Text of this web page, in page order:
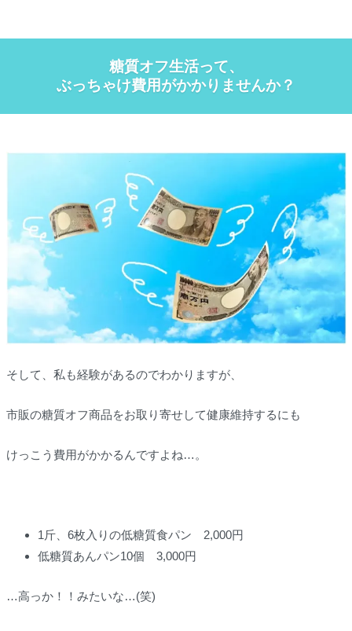
糖質オフ生活って、
ぶっちゃけ費用がかかりませんか？
そして、私も経験があるのでわかりますが、
市販の糖質オフ商品をお取り寄せして健康維持するにも
けっこう費用がかかるんですよね…。
1斤、6枚入りの低糖質食パン 2,000円
低糖質あんパン10個 3,000円
…高っか！！みたいな…(笑)